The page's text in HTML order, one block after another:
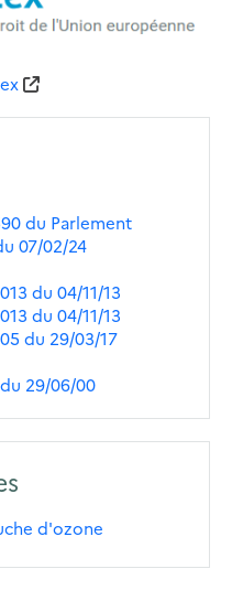
du Parlement
07/02/24
du 04/11/13
du 04/11/13
du 29/03/17
29/06/00
d'ozone